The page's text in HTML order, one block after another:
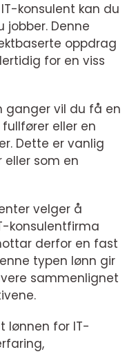
konsulent kan du
Denne
oppdrag
for en viss
ganger vil du få en
eller en
Dette er vanlig
eller som en
velger å
konsulentfirma
derfor en fast
typen lønn gir
sammenlignet
lønnen for IT-